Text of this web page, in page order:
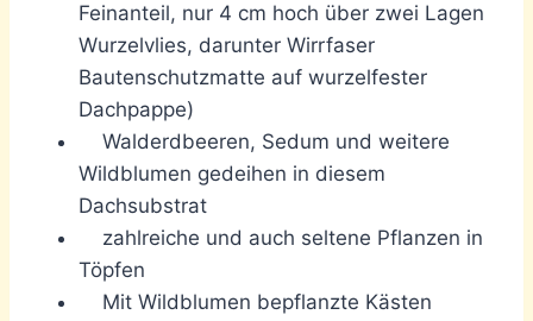
Feinanteil, nur 4 cm hoch über zwei Lagen
Wurzelvlies, darunter Wirrfaser
Bautenschutzmatte auf wurzelfester
Dachpappe)
Walderdbeeren, Sedum und weitere
Wildblumen gedeihen in diesem
Dachsubstrat
zahlreiche und auch seltene Pflanzen in
Töpfen
Mit Wildblumen bepflanzte Kästen